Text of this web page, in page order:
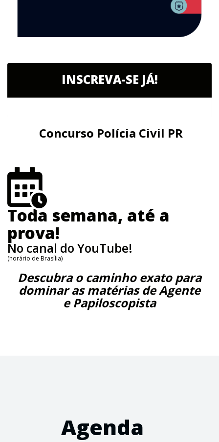
INSCREVA-SE JÁ!
Concurso Polícia Civil PR
Toda semana, até a
prova!
No canal do YouTube!
(horário de Brasília)
Descubra o caminho exato para
dominar as matérias de Agente
e Papiloscopista
Agenda